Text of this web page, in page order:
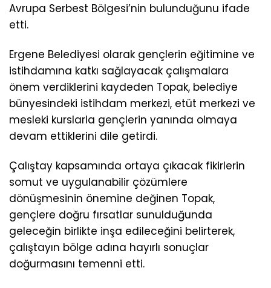
Avrupa Serbest Bölgesi’nin bulunduğunu ifade
etti.
Ergene Belediyesi olarak gençlerin eğitimine ve
istihdamına katkı sağlayacak çalışmalara
önem verdiklerini kaydeden Topak, belediye
bünyesindeki istihdam merkezi, etüt merkezi ve
mesleki kurslarla gençlerin yanında olmaya
devam ettiklerini dile getirdi.
Çalıştay kapsamında ortaya çıkacak fikirlerin
somut ve uygulanabilir çözümlere
dönüşmesinin önemine değinen Topak,
gençlere doğru fırsatlar sunulduğunda
geleceğin birlikte inşa edileceğini belirterek,
çalıştayın bölge adına hayırlı sonuçlar
doğurmasını temenni etti.